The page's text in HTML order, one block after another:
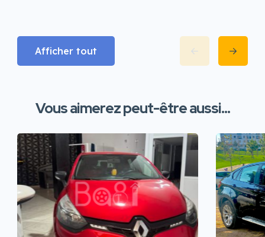
Afficher tout
Vous aimerez peut-être aussi...